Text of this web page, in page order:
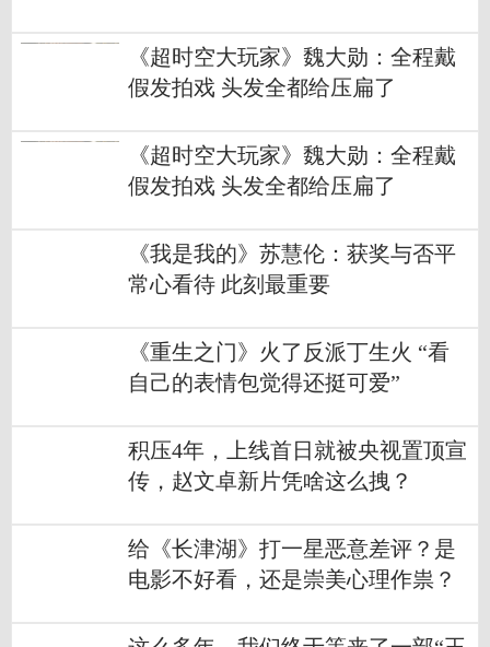
《超时空大玩家》魏大勋：全程戴
假发拍戏 头发全都给压扁了
《超时空大玩家》魏大勋：全程戴
假发拍戏 头发全都给压扁了
《我是我的》苏慧伦：获奖与否平
常心看待 此刻最重要
《重生之门》火了反派丁生火 “看
自己的表情包觉得还挺可爱”
积压4年，上线首日就被央视置顶宣
传，赵文卓新片凭啥这么拽？
给《长津湖》打一星恶意差评？是
电影不好看，还是崇美心理作祟？